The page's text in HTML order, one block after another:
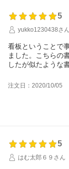
5
yukko1230438さん
看板ということで
ました。こちらの
したが似たような
購入でした。事前
文字、また、貼り
のことで末永いお
注文日：2020/10/05
5
はむ太郎６９さん